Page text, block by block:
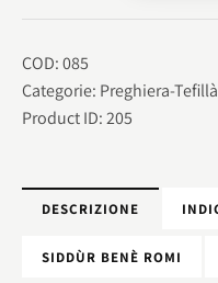
COD:085
Categorie: Preghiera-Tefillà
Product ID:205
DESCRIZIONE
SIDDÙR BENÈ ROMI